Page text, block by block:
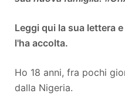
Leggi qui la sua lettera
l'ha accolta.
Ho 18 anni, fra pochi
dalla Nigeria.